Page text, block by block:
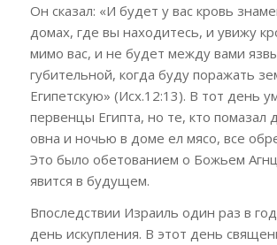
Он сказал: «И будет у вас кровь
домах, где вы находитесь, и увижу
мимо вас, и не будет между вами
губительной, когда буду поражать
Египетскую» (Исх.12:13). В тот день
первенцы Египта, но те, кто помазал
овна и ночью в доме ел мясо, все
Это было обетованием о Божьем
явится в будущем.
Впоследствии Израиль один раз в
день искупления. В этот день